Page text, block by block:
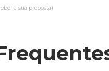
a sua proposta)